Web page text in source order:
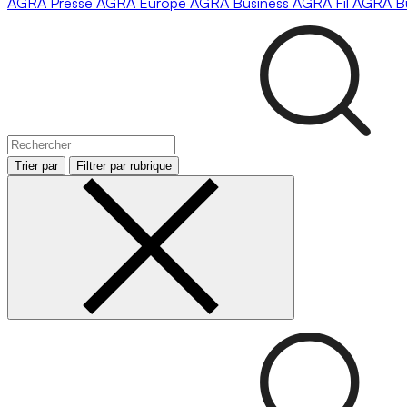
Trier par Filtrer par rubrique